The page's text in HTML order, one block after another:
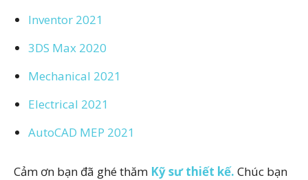
Inventor 2021
3DS Max 2020
Mechanical 2021
Electrical 2021
AutoCAD MEP 2021
Cảm ơn bạn đã ghé thăm Kỹ sư thiết kế. Chúc bạn